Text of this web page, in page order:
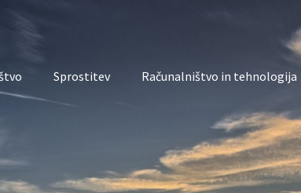
Sprostitev Računalništvo in tehnologija